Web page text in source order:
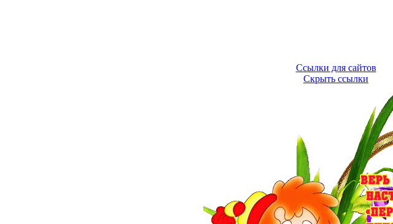
Ссылки для сайтов
Скрыть ссылки